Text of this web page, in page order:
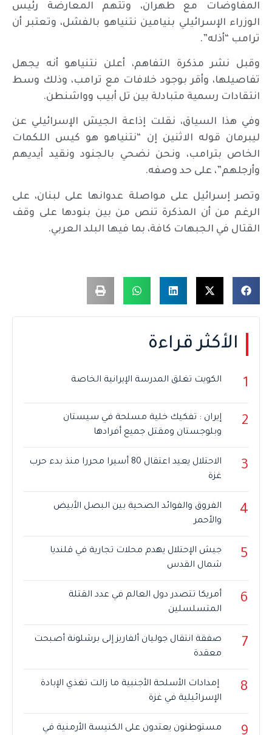
المفاوضات مع طهران، وتتهم المعارضة رئيس
الوزراء الإسرائيلي بنيامين نتنياهو بالفشل، وتعتبر أن
ترامب “أذله”.
وقبل نشر مذكرة التفاهم، أعلن نتنياهو أنه يجهل
تفاصيلها، وأقر بوجود خلافات مع ترامب، وذلك وسط
انتقادات رسمية متبادلة بين تل أبيب وواشنطن.
وفي هذا السياق، نقلت إذاعة الجيش الإسرائيلي عن
ليبرمان قوله الاثنين إن “نتنياهو هو كيس اللكمات
الخاص بترامب، ونحن نضحي بالجنود ونقيد أيديهم
وأرجلهم”، على حد وصفه.
وتصر إسرائيل على مواصلة عدوانها على لبنان، على
الرغم من أن المذكرة تنص من بين بنودها على وقف
القتال في الجبهات كافة، بما فيها البلد العربي.
الأكثر قراءة
1 الكويت تغلق المدرسة الإيرانية الخاصة
2
إيران : تفكيك خلية مسلحة في سيستان
وبلوجستان ومقتل جميع أفرادها
3
الاحتلال يعيد اعتقال 80 أسيرا محررا منذ بدء حرب
غزة
4
الفروق والفوائد الصحية بين البصل الأبيض
والأحمر
5
جيش الإحتلال يهدم محلات تجارية في قلنديا
شمال القدس
6
أمريكا تتصدر دول العالم في عدد القتلة
المتسلسلين
7
صفقة انتقال جوليان ألفاريز إلى برشلونة أصبحت
معقدة
8
إمدادات الأسلحة الأجنبية ما زالت تغذي الإبادة
الإسرائيلية في غزة
مستوطنون يعتدون على الكنيسة الأرمنية في